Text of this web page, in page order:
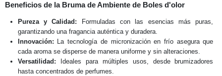
Beneficios de la Bruma de Ambiente de Boles d'olor
Pureza y Calidad: Formuladas con las esencias más puras,
garantizando una fragancia auténtica y duradera.
Innovación: La tecnología de micronización en frío asegura que
cada aroma se disperse de manera uniforme y sin alteraciones.
Versatilidad: Ideales para múltiples usos, desde brumizadores
hasta concentrados de perfumes.